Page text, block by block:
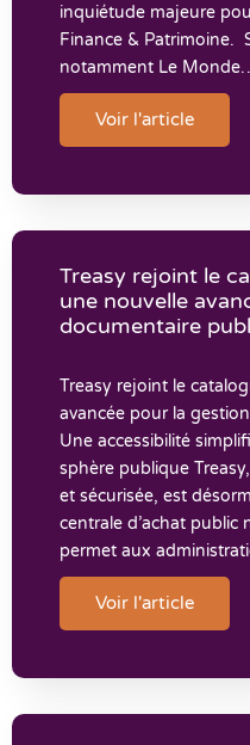
inquiétude majeure
Finance & Patrimoine.
notamment Le
Voir l'article
Treasy rejoint le
une nouvelle
documentaire
Treasy rejoint le
avancée pour la
Une accessibilité
sphère publique
et sécurisée, est
centrale d’achat public
permet aux
Voir l'article